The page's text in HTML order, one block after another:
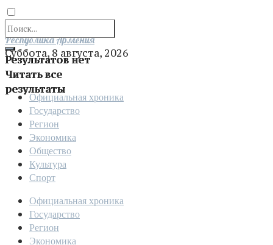
Результатов нет
Читать все
результаты
Отправить
Республика Армения
Суббота, 8 августа, 2026
Официальная хроника
Государство
Регион
Экономика
Общество
Культура
Спорт
Официальная хроника
Государство
Регион
Экономика